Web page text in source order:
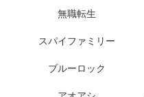
無職転生
スパイファミリー
ブルーロック